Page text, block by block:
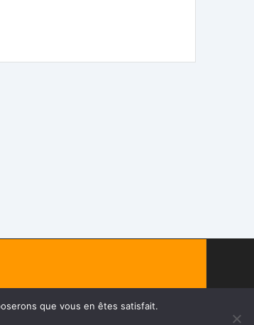
que vous en êtes satisfait.